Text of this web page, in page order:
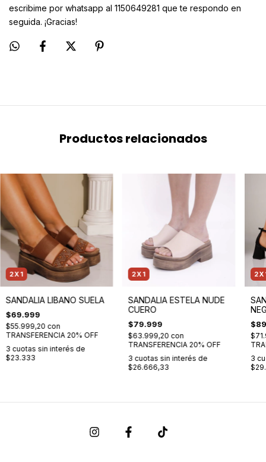
escribime por whatsapp al 1150649281 que te respondo en
seguida. ¡Gracias!
Productos relacionados
2X1
SANDALIA LIBANO SUELA
$69.999
$55.999,20 con
TRANSFERENCIA 20% OFF
3 cuotas sin interés de
$23.333
2X1
SANDALIA ESTELA NUDE
CUERO
$79.999
$63.999,20 con
TRANSFERENCIA 20% OFF
3 cuotas sin interés de
$26.666,33
3